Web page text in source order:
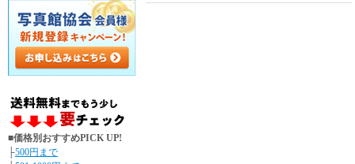
■価格別おすすめPICK UP!
├500円まで